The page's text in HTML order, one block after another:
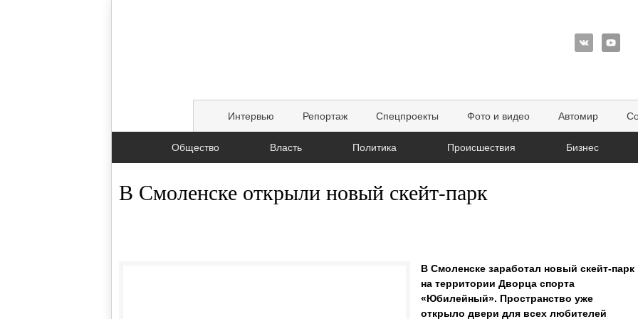
Интервью Репортаж Спецпроекты Фото и видео Автомир
Общество Власть Политика Происшествия Бизнес
В Смоленске открыли новый скейт-парк
В Смоленске заработал новый скейт-парк
на территории Дворца спорта
«Юбилейный». Пространство уже
открыло двери для всех любителей